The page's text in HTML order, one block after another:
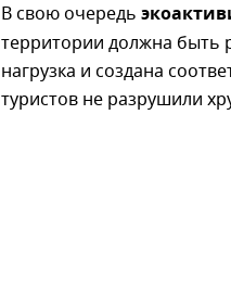
В свою очередь
территории должна быть
нагрузка и создана
туристов не разрушили